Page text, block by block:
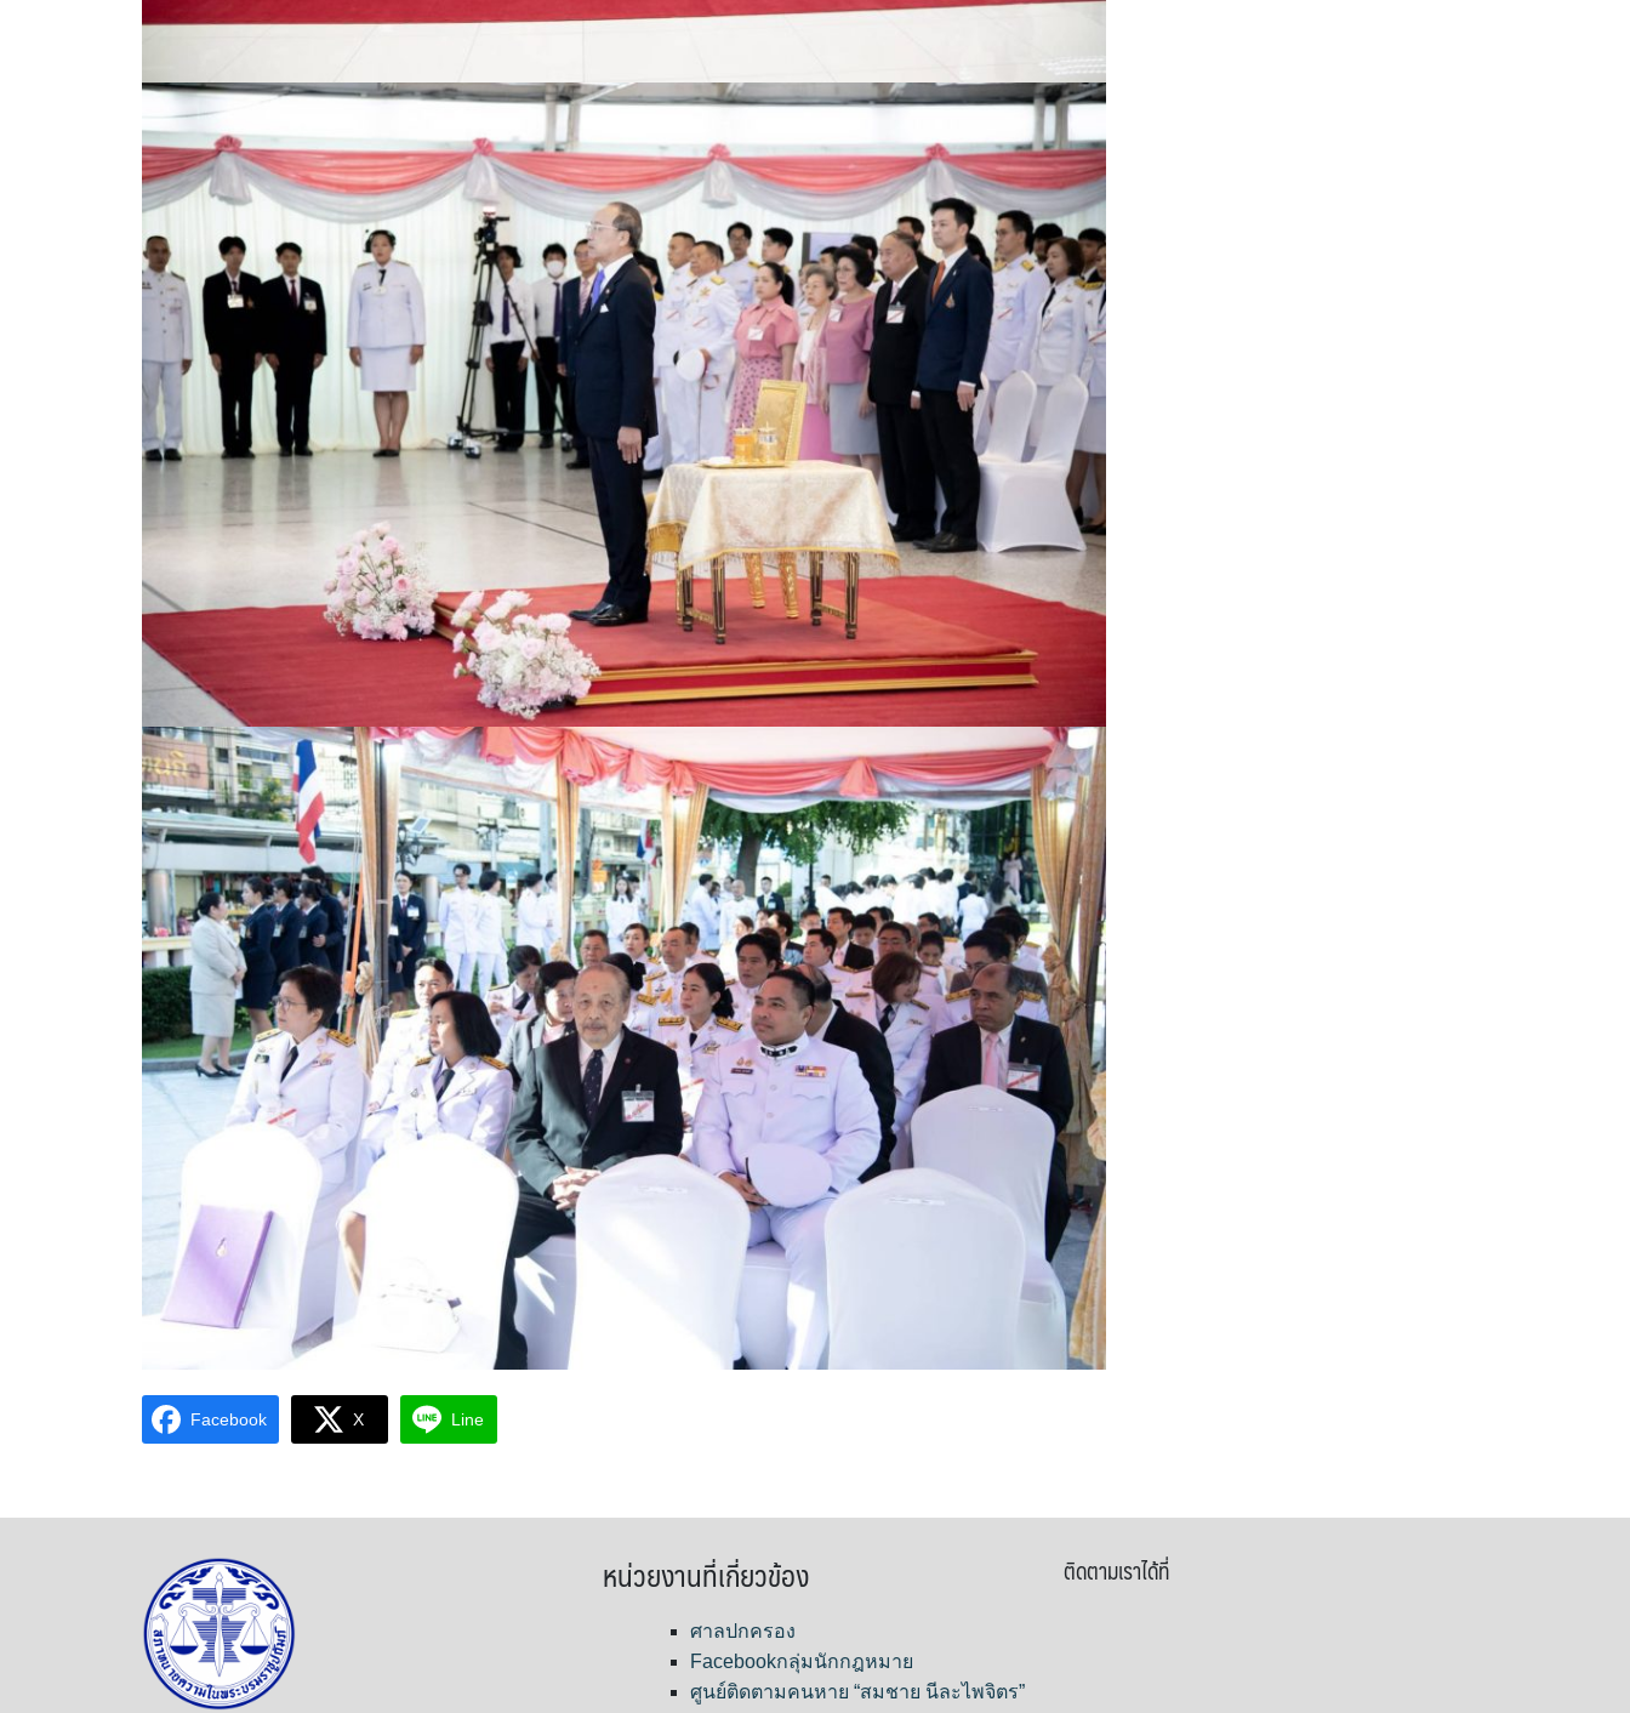
Facebook X Line
หน่วยงานที่เกี่ยวข้อง
ศาลปกครอง
Facebookกลุ่มนักกฎหมาย
ศูนย์ติดตามคนหาย “สมชาย นีละไพจิตร”
ติดตามเราได้ที่